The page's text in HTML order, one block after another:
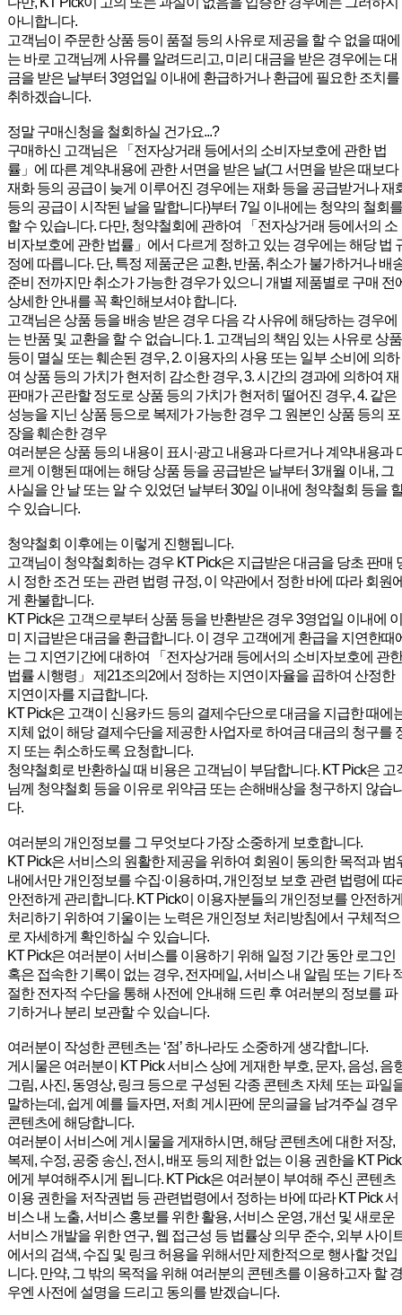
아니합니다.
고객님이 주문한 상품 등이 품절 등의 사유로 제공을 할 수 없을 때에
는 바로 고객님께 사유를 알려드리고, 미리 대금을 받은 경우에는 대
금을 받은 날부터 3영업일 이내에 환급하거나 환급에 필요한 조치를
취하겠습니다.
정말 구매신청을 철회하실 건가요...?
구매하신 고객님은 「전자상거래 등에서의 소비자보호에 관한 법
률」에 따른 계약내용에 관한 서면을 받은 날(그 서면을 받은 때보다
재화 등의 공급이 늦게 이루어진 경우에는 재화 등을 공급받거나 재
등의 공급이 시작된 날을 말합니다)부터 7일 이내에는 청약의 철회를
할 수 있습니다. 다만, 청약철회에 관하여 「전자상거래 등에서의 소
비자보호에 관한 법률」에서 다르게 정하고 있는 경우에는 해당 법
정에 따릅니다. 단, 특정 제품군은 교환, 반품, 취소가 불가하거나 배
준비 전까지만 취소가 가능한 경우가 있으니 개별 제품별로 구매 전
상세한 안내를 꼭 확인해보셔야 합니다.
고객님은 상품 등을 배송 받은 경우 다음 각 사유에 해당하는 경우에
는 반품 및 교환을 할 수 없습니다. 1. 고객님의 책임 있는 사유로 상품
등이 멸실 또는 훼손된 경우, 2. 이용자의 사용 또는 일부 소비에 의하
여 상품 등의 가치가 현저히 감소한 경우, 3. 시간의 경과에 의하여 재
판매가 곤란할 정도로 상품 등의 가치가 현저히 떨어진 경우, 4. 같은
성능을 지닌 상품 등으로 복제가 가능한 경우 그 원본인 상품 등의 포
장을 훼손한 경우
여러분은 상품 등의 내용이 표시·광고 내용과 다르거나 계약내용과
르게 이행된 때에는 해당 상품 등을 공급받은 날부터 3개월 이내, 그
사실을 안 날 또는 알 수 있었던 날부터 30일 이내에 청약철회 등을
수 있습니다.
청약철회 이후에는 이렇게 진행됩니다.
고객님이 청약철회하는 경우 KT Pick은 지급받은 대금을 당초 판매
시 정한 조건 또는 관련 법령 규정, 이 약관에서 정한 바에 따라 회원
게 환불합니다.
KT Pick은 고객으로부터 상품 등을 반환받은 경우 3영업일 이내에 이
미 지급받은 대금을 환급합니다. 이 경우 고객에게 환급을 지연한때
는 그 지연기간에 대하여 「전자상거래 등에서의 소비자보호에 관한
법률 시행령」 제21조의2에서 정하는 지연이자율을 곱하여 산정한
지연이자를 지급합니다.
KT Pick은 고객이 신용카드 등의 결제수단으로 대금을 지급한 때에
지체 없이 해당 결제수단을 제공한 사업자로 하여금 대금의 청구를
지 또는 취소하도록 요청합니다.
청약철회로 반환하실 때 비용은 고객님이 부담합니다. KT Pick은 고
님께 청약철회 등을 이유로 위약금 또는 손해배상을 청구하지 않습
다.
여러분의 개인정보를 그 무엇보다 가장 소중하게 보호합니다.
KT Pick은 서비스의 원활한 제공을 위하여 회원이 동의한 목적과 범
내에서만 개인정보를 수집·이용하며, 개인정보 보호 관련 법령에 따
안전하게 관리합니다. KT Pick이 이용자분들의 개인정보를 안전하
처리하기 위하여 기울이는 노력은 개인정보 처리방침에서 구체적으
로 자세하게 확인하실 수 있습니다.
KT Pick은 여러분이 서비스를 이용하기 위해 일정 기간 동안 로그인
혹은 접속한 기록이 없는 경우, 전자메일, 서비스 내 알림 또는 기타
절한 전자적 수단을 통해 사전에 안내해 드린 후 여러분의 정보를 파
기하거나 분리 보관할 수 있습니다.
여러분이 작성한 콘텐츠는 ‘점’ 하나라도 소중하게 생각합니다.
게시물은 여러분이 KT Pick 서비스 상에 게재한 부호, 문자, 음성, 음
그림, 사진, 동영상, 링크 등으로 구성된 각종 콘텐츠 자체 또는 파일
말하는데, 쉽게 예를 들자면, 저희 게시판에 문의글을 남겨주실 경우
콘텐츠에 해당합니다.
여러분이 서비스에 게시물을 게재하시면, 해당 콘텐츠에 대한 저장,
복제, 수정, 공중 송신, 전시, 배포 등의 제한 없는 이용 권한을 KT Pick
에게 부여해주시게 됩니다. KT Pick은 여러분이 부여해 주신 콘텐츠
이용 권한을 저작권법 등 관련법령에서 정하는 바에 따라 KT Pick 서
비스 내 노출, 서비스 홍보를 위한 활용, 서비스 운영, 개선 및 새로운
서비스 개발을 위한 연구, 웹 접근성 등 법률상 의무 준수, 외부 사이
에서의 검색, 수집 및 링크 허용을 위해서만 제한적으로 행사할 것입
니다. 만약, 그 밖의 목적을 위해 여러분의 콘텐츠를 이용하고자 할 경
우엔 사전에 설명을 드리고 동의를 받겠습니다.